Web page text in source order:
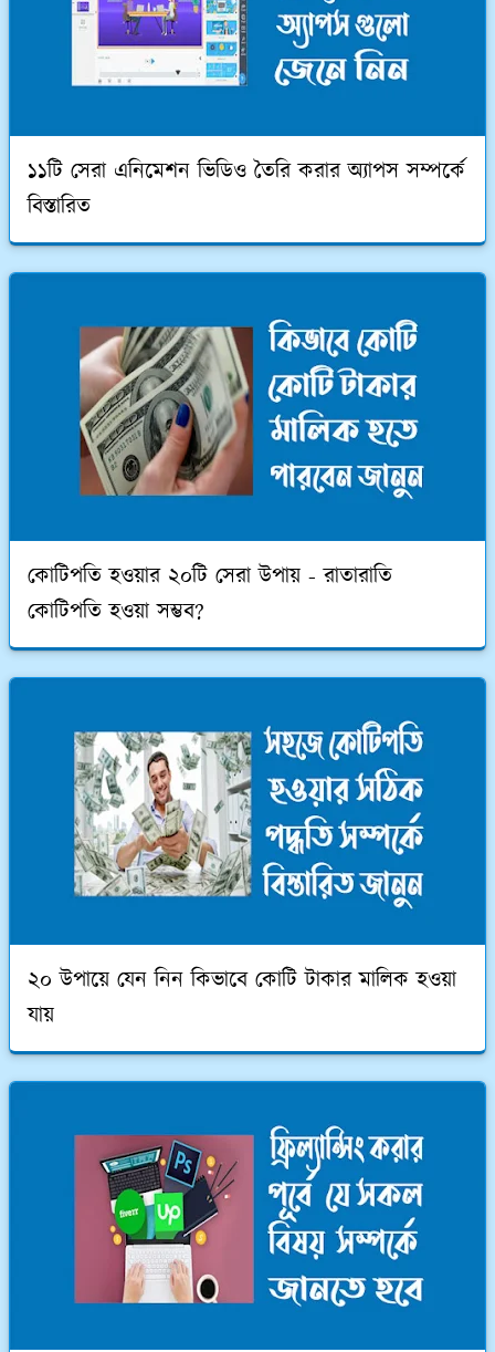
১১টি সেরা এনিমেশন ভিডিও তৈরি করার অ্যাপস সম্পর্কে
বিস্তারিত
কোটিপতি হওয়ার ২০টি সেরা উপায় - রাতারাতি
কোটিপতি হওয়া সম্ভব?
২০ উপায়ে যেন নিন কিভাবে কোটি টাকার মালিক হওয়া
যায়